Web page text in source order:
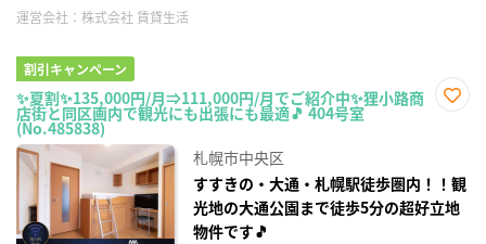
運営会社： 株式会社 賃貸生活
割引キャンペーン
✨夏割✨135,000円/月⇒111,000円/月でご紹介中✨狸小路商
店街と同区画内で観光にも出張にも最適🎵 404号室
(No.485838)
札幌市中央区
すすきの・大通・札幌駅徒歩圏内！！観
光地の大通公園まで徒歩5分の超好立地
物件です🎵